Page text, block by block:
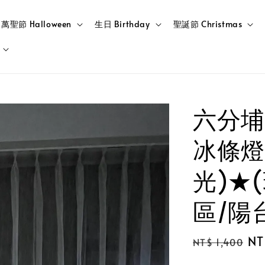
萬聖節 Halloween 生日 Birthday 聖誕節 Christmas
六分
冰條
光)★(
區/陽
Regular
NT$ 1,400